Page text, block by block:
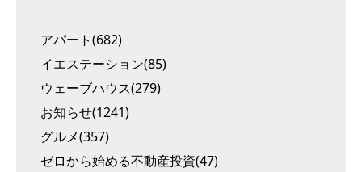
アパート(682)
イエステーション(85)
ウェーブハウス(279)
お知らせ(1241)
グルメ(357)
ゼロから始める不動産投資(47)